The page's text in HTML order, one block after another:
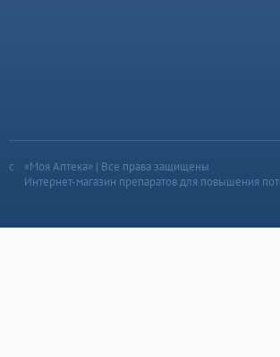
«Моя Аптека» | Все права защищены
Интернет-магазин препаратов для повышения